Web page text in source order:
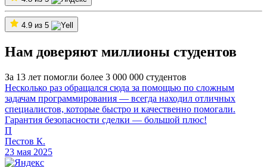
4.9 из 5
Нам доверяют миллионы студентов
За 13 лет помогли более 3 000 000 студентов
Несколько раз обращался сюда за помощью по сложным
задачам программирования — всегда находил отличных
специалистов, которые быстро и качественно помогали.
Гарантия безопасности сделки — большой плюс!
П
Пестов К.
23 мая 2025